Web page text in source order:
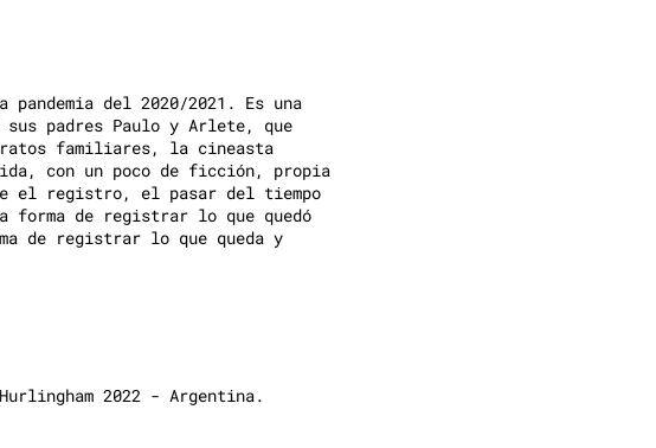
del 2020/2021. Es una
padres Paulo y Arlete, que
familiares, la cineasta
con un poco de ficción, propia
el registro, el pasar del tiempo
forma de registrar lo que quedó
de registrar lo que queda y
2022 - Argentina.